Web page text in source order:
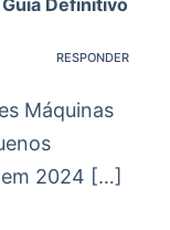
RESPONDER
Máquinas
em 2024 […]